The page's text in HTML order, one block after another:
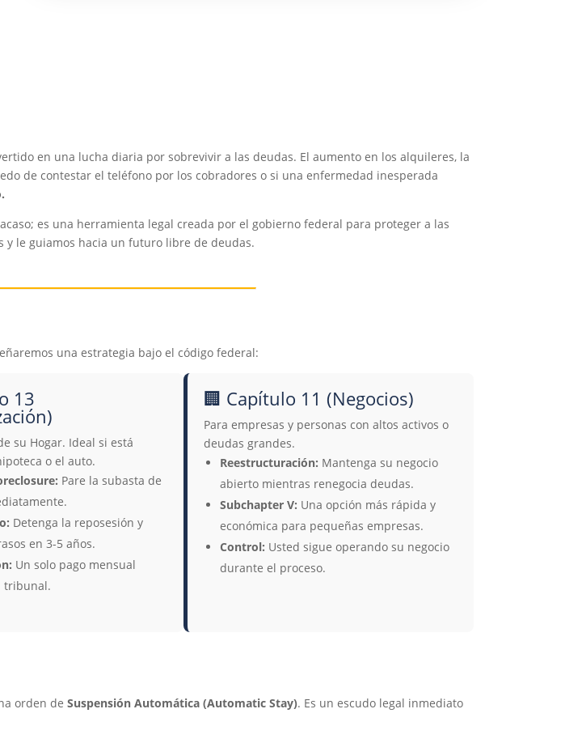
en una lucha diaria por sobrevivir a las deudas. El aumento en los alquileres, la
de contestar el teléfono por los cobradores o si una enfermedad inesperada
es una herramienta legal creada por el gobierno federal para proteger a las
y le guiamos hacia un futuro libre de deudas.
una estrategia bajo el código federal:
13
su Hogar. Ideal si está
o el auto.
Pare la subasta de
Detenga la reposesión y
en 3-5 años.
Un solo pago mensual
tribunal.
🏢 Capítulo 11 (Negocios)
Para empresas y personas con altos activos o
deudas grandes.
Reestructuración: Mantenga su negocio
abierto mientras renegocia deudas.
Subchapter V: Una opción más rápida y
económica para pequeñas empresas.
Control: Usted sigue operando su negocio
durante el proceso.
orden deSuspensión Automática (Automatic Stay). Es un escudo legal inmediato